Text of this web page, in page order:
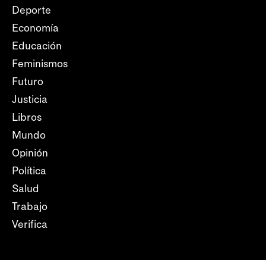
Deporte
Economía
Educación
Feminismos
Futuro
Justicia
Libros
Mundo
Opinión
Política
Salud
Trabajo
Verifica